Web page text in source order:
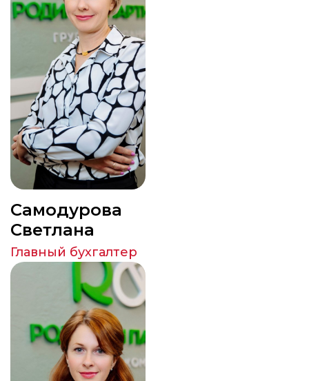
Самодурова
Светлана
Главный бухгалтер